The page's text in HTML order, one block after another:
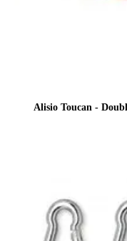
Alisio Toucan -